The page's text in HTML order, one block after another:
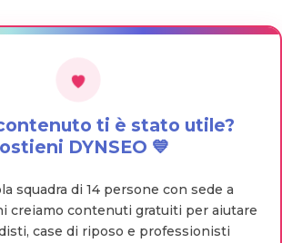
ti è stato utile?
DYNSEO 💙
squadra di 14 persone con sede a
creiamo contenuti gratuiti per aiutare
case di riposo e professionisti